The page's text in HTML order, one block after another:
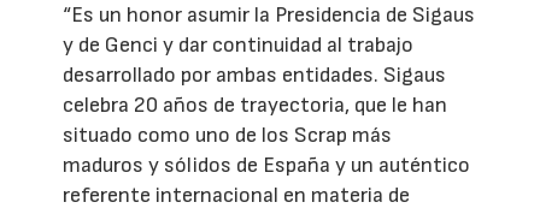
“Es un honor asumir la Presidencia de Sigaus
y de Genci y dar continuidad al trabajo
desarrollado por ambas entidades. Sigaus
celebra 20 años de trayectoria, que le han
situado como uno de los Scrap más
maduros y sólidos de España y un auténtico
referente internacional en materia de